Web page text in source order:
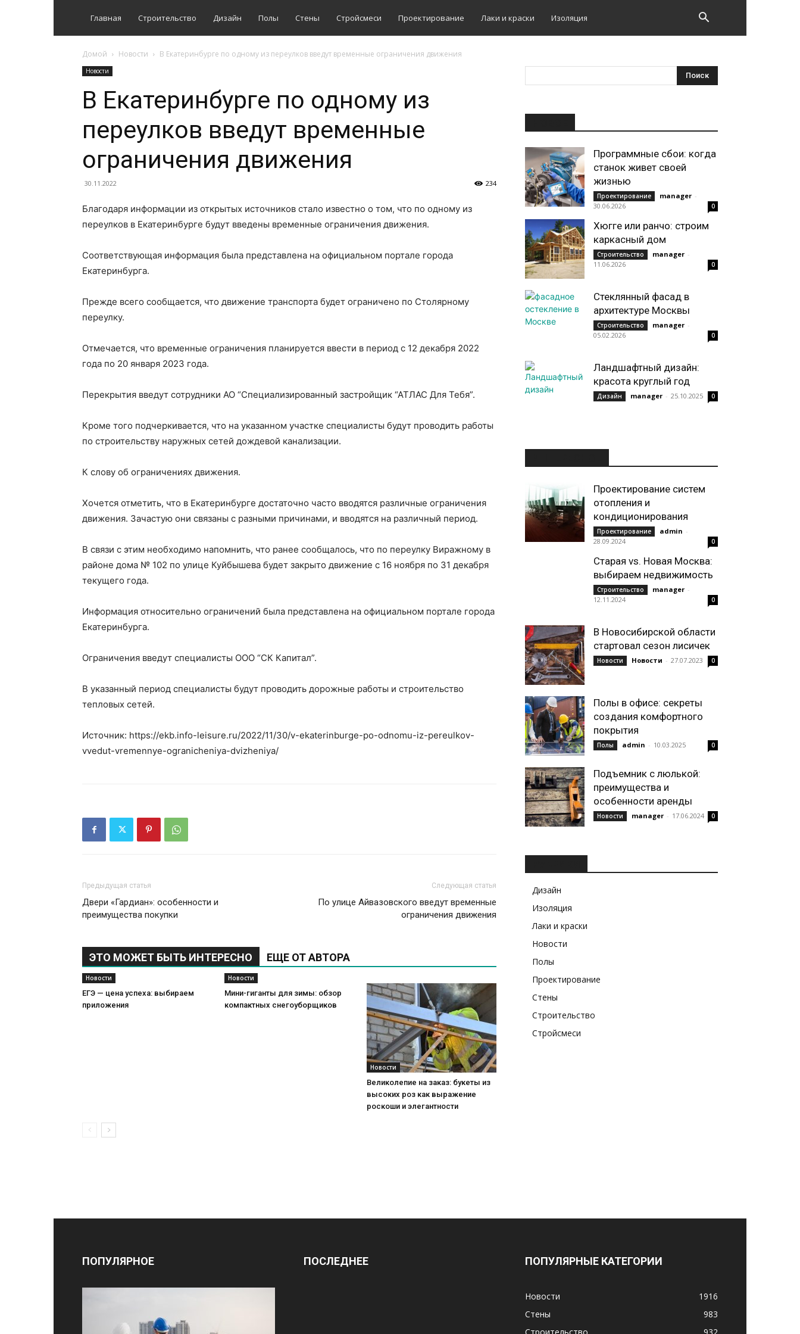
Главная Строительство Дизайн Полы Стены Стройсмеси Проектирование Лаки и краски Изоляция
Домой Новости В Екатеринбурге по одному из переулков введут временные ограничения движения
Новости
В Екатеринбурге по одному из
переулков введут временные
ограничения движения
30.11.2022 234
Благодаря информации из открытых источников стало известно о том, что по одному из
переулков в Екатеринбурге будут введены временные ограничения движения.
Соответствующая информация была представлена на официальном портале города
Екатеринбурга.
Прежде всего сообщается, что движение транспорта будет ограничено по Столярному
переулку.
Отмечается, что временные ограничения планируется ввести в период с 12 декабря 2022
года по 20 января 2023 года.
Перекрытия введут сотрудники АО “Специализированный застройщик “АТЛАС Для Тебя”.
Кроме того подчеркивается, что на указанном участке специалисты будут проводить работы
по строительству наружных сетей дождевой канализации.
К слову об ограничениях движения.
Хочется отметить, что в Екатеринбурге достаточно часто вводятся различные ограничения
движения. Зачастую они связаны с разными причинами, и вводятся на различный период.
В связи с этим необходимо напомнить, что ранее сообщалось, что по переулку Виражному в
районе дома № 102 по улице Куйбышева будет закрыто движение с 16 ноября по 31 декабря
текущего года.
Информация относительно ограничений была представлена на официальном портале города
Екатеринбурга.
Ограничения введут специалисты ООО “СК Капитал”.
В указанный период специалисты будут проводить дорожные работы и строительство
тепловых сетей.
Источник: https://ekb.info-leisure.ru/2022/11/30/v-ekaterinburge-po-odnomu-iz-pereulkov-
vvedut-vremennye-ogranicheniya-dvizheniya/
Предыдущая статья
Двери «Гардиан»: особенности и
преимущества покупки
Следующая статья
По улице Айвазовского введут временные
ограничения движения
ЭТО МОЖЕТ БЫТЬ ИНТЕРЕСНО ЕЩЕ ОТ АВТОРА
Новости
ЕГЭ — цена успеха: выбираем
приложения
Новости
Мини-гиганты для зимы: обзор
компактных снегоуборщиков
Новости
Великолепие на заказ: букеты из
высоких роз как выражение
роскоши и элегантности
Программные сбои: когда
станок живет своей
жизнью
Проектирование manager -
30.06.2026
0
Хюгге или ранчо: строим
каркасный дом
Строительство manager -
11.06.2026
0
Стеклянный фасад в
архитектуре Москвы
Строительство manager -
05.02.2026
0
Ландшафтный дизайн:
красота круглый год
Дизайн manager - 25.10.2025 0
Проектирование систем
отопления и
кондиционирования
Проектирование admin -
28.09.2024
0
Старая vs. Новая Москва:
выбираем недвижимость
Строительство manager -
12.11.2024
0
В Новосибирской области
стартовал сезон лисичек
Новости Новости - 27.07.2023 0
Полы в офисе: секреты
создания комфортного
покрытия
Полы admin - 10.03.2025 0
Подъемник с люлькой:
преимущества и
особенности аренды
Новости manager - 17.06.2024 0
Дизайн
Изоляция
Лаки и краски
Новости
Полы
Проектирование
Стены
Строительство
Стройсмеси
ПОПУЛЯРНОЕ ПОСЛЕДНЕЕ ПОПУЛЯРНЫЕ КАТЕГОРИИ
Новости
1916
Стены
983